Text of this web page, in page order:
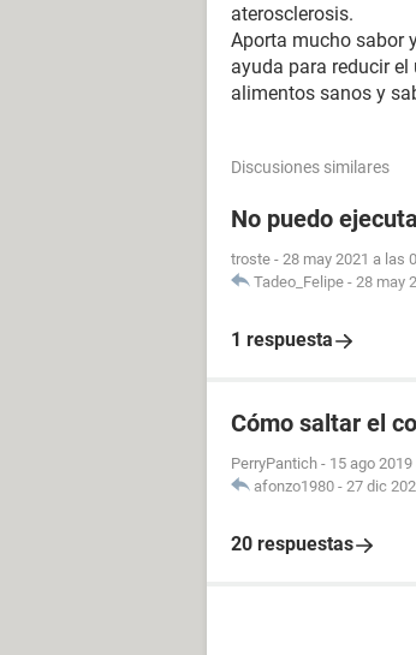
aterosclerosis.
Aporta mucho sabor
ayuda para reducir
alimentos sanos y
Discusiones similares
No puedo
troste - 28 may 2021 a las
Tadeo_Felipe - 28 may
1 respuesta
Cómo saltar el
PerryPantich - 15 ago
afonzo1980 - 27 dic
20 respuestas